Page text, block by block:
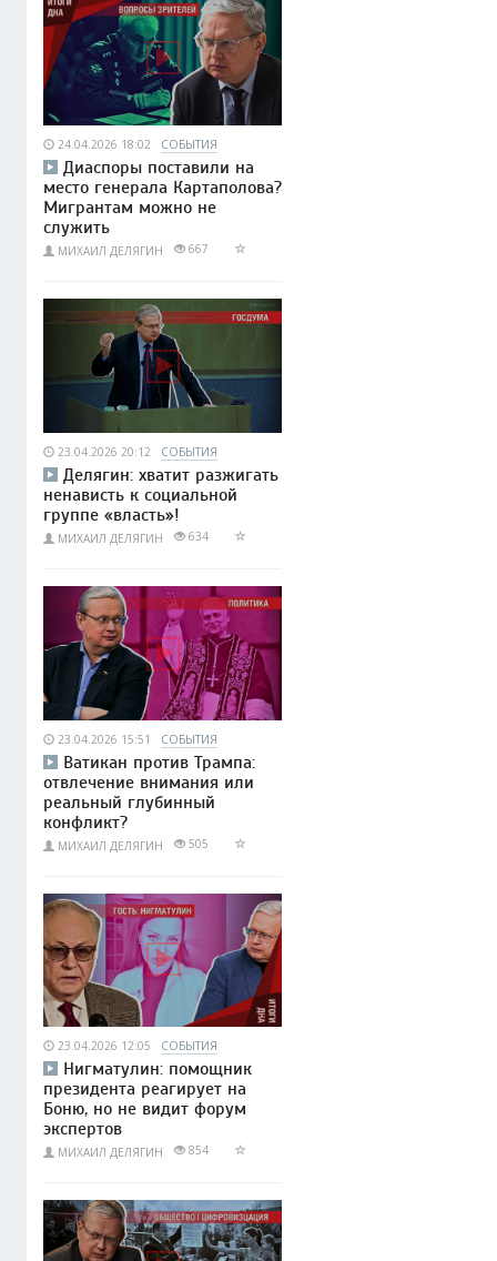
24.04.2026 18:02 СОБЫТИЯ
Диаспоры поставили на
место генерала Картаполова?
Мигрантам можно не
служить
МИХАИЛ ДЕЛЯГИН 667
23.04.2026 20:12 СОБЫТИЯ
Делягин: хватит разжигать
ненависть к социальной
группе «власть»!
МИХАИЛ ДЕЛЯГИН 634
23.04.2026 15:51 СОБЫТИЯ
Ватикан против Трампа:
отвлечение внимания или
реальный глубинный
конфликт?
МИХАИЛ ДЕЛЯГИН 505
23.04.2026 12:05 СОБЫТИЯ
Нигматулин: помощник
президента реагирует на
Боню, но не видит форум
экспертов
МИХАИЛ ДЕЛЯГИН 854